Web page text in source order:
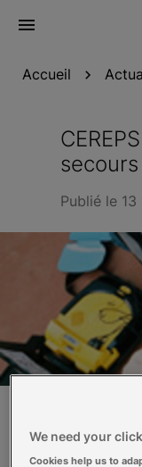
Ouvrir
Accueil
Publié le
La Croix-
nouveau
We need your
Cookies help us to